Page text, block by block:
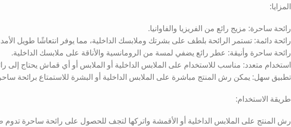
المزايا:
رائحة ساحرة: مزيج رائع من الفريزيا والفاوانيا.
رائحة دائمة: تستمر الرائحة بلطف على بشرتك وملابسك الداخلية، مما يوفر انتعاشًا طويل
رائحة ساحرة وأنيقة: عطر رائع يضفي لمسة من الرومانسية والأناقة على ملابسك الداخلية.
استخدام متعدد: مناسب للاستخدام على الملابس الداخلية أو الملابس أو أي قماش يحتاج إلى
تطبيق سهل: يمكن رش المنتج مباشرة على الملابس الداخلية أو البشرة للاستمتاع برائحة
طريقة الاستخدام:
رش المنتج على الملابس الداخلية أو الأقمشة واتركها لتجف للحصول على رائحة ساحرة تدوم